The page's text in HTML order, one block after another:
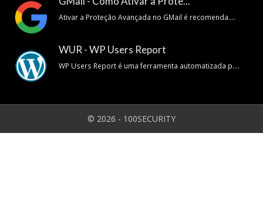
Ativar a Proteção Avançada no GMail é recomenda....
WUR - WP Users Report
WP Users Report é uma ferramenta automatizada p....
© 2026 - 100SECURITY